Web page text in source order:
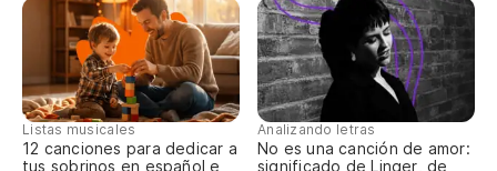
Listas musicales
12 canciones para dedicar a
tus sobrinos en español e
Analizando letras
No es una canción de amor:
significado de Linger, de